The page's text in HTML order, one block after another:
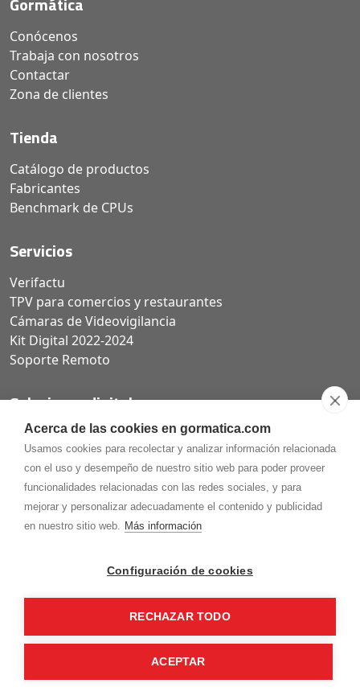
Acerca de las cookies en gormatica.com
Usamos cookies para recolectar y analizar información relacionada
con el uso y desempeño de nuestro sitio web para poder proveer
funcionalidades relacionadas con las redes sociales, y para
mejorar y personalizar adecuadamente el contenido y publicidad
en nuestro sitio web. Más información
Configuración de cookies
RECHAZAR TODO
ACEPTAR
Conócenos
Trabaja con nosotros
Contactar
Zona de clientes
Tienda
Catálogo de productos
Fabricantes
Benchmark de CPUs
Servicios
Verifactu
TPV para comercios y restaurantes
Cámaras de Videovigilancia
Kit Digital 2022-2024
Soporte Remoto
Soluciones digitales
Páginas web
Tiendas online
Carta QR restaurantes
Gormaz Informática S.L.